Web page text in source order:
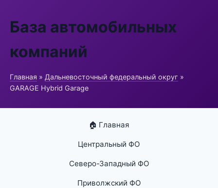
База автомобильных
компаний
Главная » Дальневосточный федеральный округ »
GARAGE Hybrid Garage
🏠 Главная
Центральный ФО
Северо-Западный ФО
Приволжский ФО